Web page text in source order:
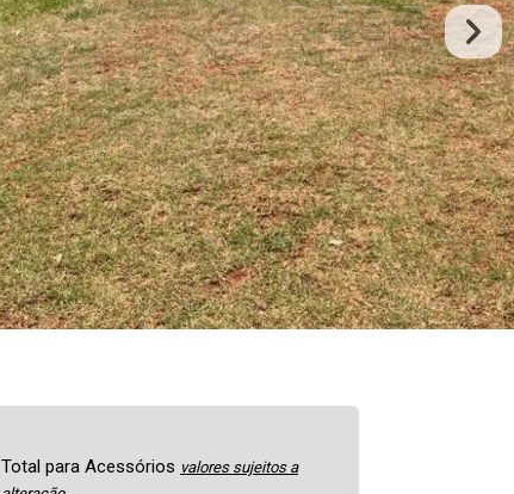
Total para Acessórios valores sujeitos a